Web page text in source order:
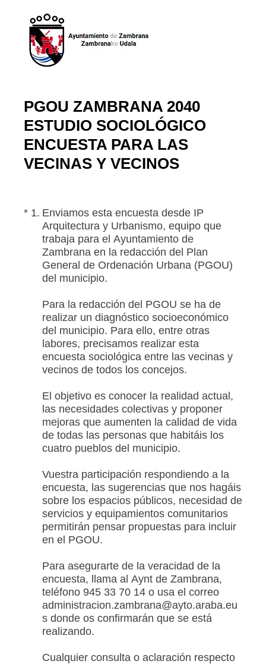
PGOU ZAMBRANA 2040
ESTUDIO SOCIOLÓGICO
ENCUESTA PARA LAS
VECINAS Y VECINOS
* 1. Enviamos esta encuesta desde IP
Arquitectura y Urbanismo, equipo que
trabaja para el Ayuntamiento de
Zambrana en la redacción del Plan
General de Ordenación Urbana (PGOU)
del municipio.
Para la redacción del PGOU se ha de
realizar un diagnóstico socioeconómico
del municipio. Para ello, entre otras
labores, precisamos realizar esta
encuesta sociológica entre las vecinas y
vecinos de todos los concejos.
El objetivo es conocer la realidad actual,
las necesidades colectivas y proponer
mejoras que aumenten la calidad de vida
de todas las personas que habitáis los
cuatro pueblos del municipio.
Vuestra participación respondiendo a la
encuesta, las sugerencias que nos hagáis
sobre los espacios públicos, necesidad de
servicios y equipamientos comunitarios
permitirán pensar propuestas para incluir
en el PGOU.
Para asegurarte de la veracidad de la
encuesta, llama al Aynt de Zambrana,
teléfono 945 33 70 14 o usa el correo
administracion.zambrana@ayto.araba.eu
s donde os confirmarán que se está
realizando.
Cualquier consulta o aclaración respecto
(Obligatorio).